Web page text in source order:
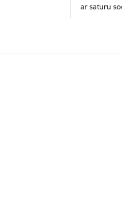
ar saturu